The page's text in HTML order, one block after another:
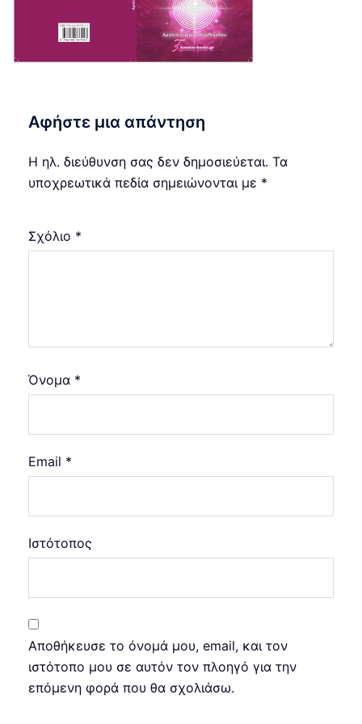
Αφήστε μια απάντηση
Η ηλ. διεύθυνση σας δεν δημοσιεύεται. Τα
υποχρεωτικά πεδία σημειώνονται με *
Σχόλιο *
Όνομα *
Email *
Ιστότοπος
Αποθήκευσε το όνομά μου, email, και τον
ιστότοπο μου σε αυτόν τον πλοηγό για την
επόμενη φορά που θα σχολιάσω.